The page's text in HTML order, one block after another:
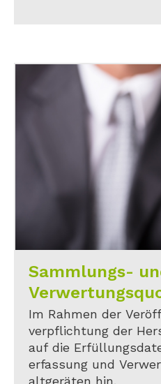
Sammlungs-
Im Rahmen der
verpflichtung der
auf die
erfassung und